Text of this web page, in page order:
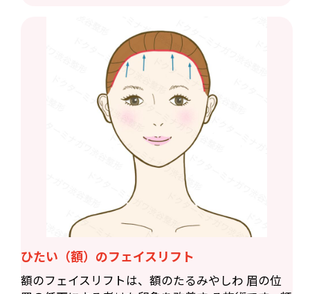
ひたい（額）のフェイスリフト
額のフェイスリフトは、額のたるみやしわ 眉の位